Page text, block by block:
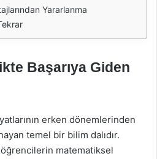
Yararlanma
Başarıya Giden
erken dönemlerinden
temel bir bilim dalıdır.
öğrencilerin matematiksel